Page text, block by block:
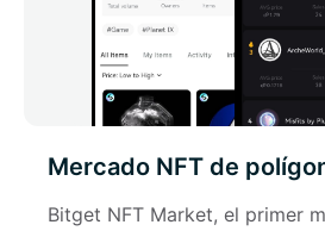
Mercado NFT de
Bitget NFT Market, el primer